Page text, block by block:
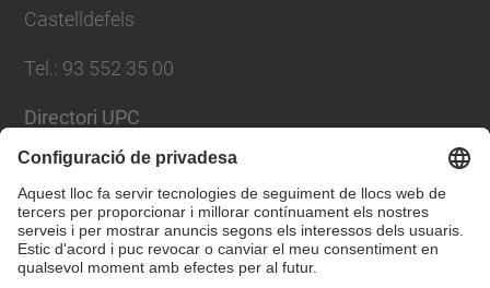
Castelldefels
Tel. : 93 552 35 00
Directori UPC
Formulari de contacte
Llista Xarxes Socials